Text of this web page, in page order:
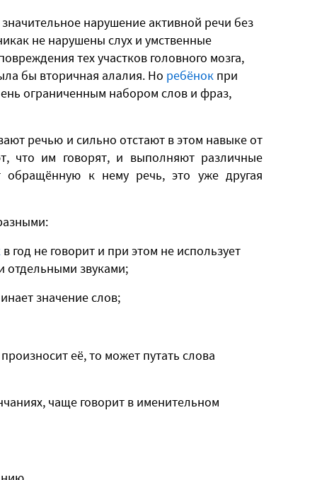
нарушение активной речи без
не нарушены слух и умственные
тех участков головного мозга,
бы вторичная алалия. Но ребёнок при
ограниченным набором слов и фраз,
речью и сильно отстают в этом навыке от
что им говорят, и выполняют различные
к нему речь, это уже другая
в год не говорит и при этом не использует
отдельными звуками;
значение слов;
её, то может путать слова
чаще говорит в именительном